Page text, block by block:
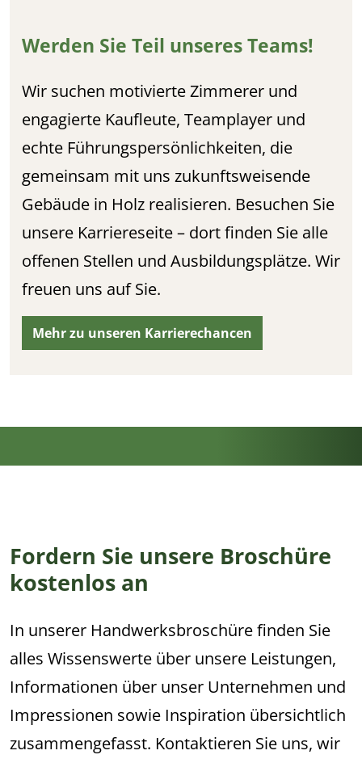
Werden Sie Teil unseres Teams!
Wir suchen motivierte Zimmerer und
engagierte Kaufleute, Teamplayer und
echte Führungspersönlichkeiten, die
gemeinsam mit uns zukunftsweisende
Gebäude in Holz realisieren. Besuchen Sie
unsere Karriereseite – dort finden Sie alle
offenen Stellen und Ausbildungsplätze. Wir
freuen uns auf Sie.
Mehr zu unseren Karrierechancen
Fordern Sie unsere Broschüre
kostenlos an
In unserer Handwerksbroschüre finden Sie
alles Wissenswerte über unsere Leistungen,
Informationen über unser Unternehmen und
Impressionen sowie Inspiration übersichtlich
zusammengefasst. Kontaktieren Sie uns, wir